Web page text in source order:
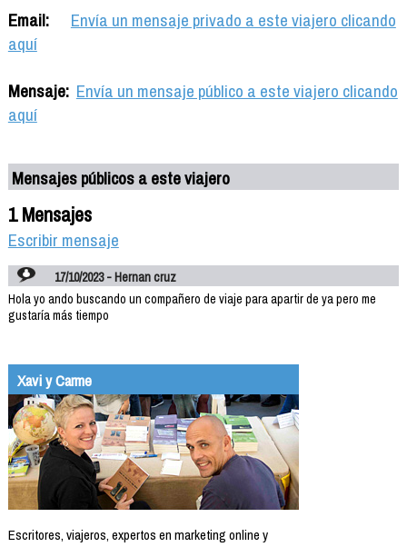
Email:
Envía un mensaje privado a este viajero clicando
aquí
Mensaje: Envía un mensaje público a este viajero clicando
aquí
Mensajes públicos a este viajero
1 Mensajes
Escribir mensaje
17/10/2023 - Hernan cruz
Hola yo ando buscando un compañero de viaje para apartir de ya pero me
gustaría más tiempo
Xavi y Carme
Escritores, viajeros, expertos en marketing online y